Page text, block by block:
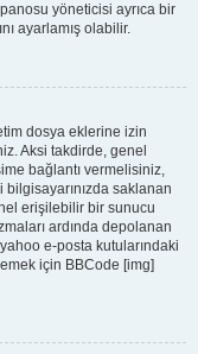
yöneticisi ayrıca bir
ayarlamış olabilir.
dosya eklerine izin
Aksi takdirde, genel
bağlantı vermelisiniz,
saklanan
erişilebilir bir sunucu
ardında depolanan
e-posta kutularındaki
için BBCode [img]